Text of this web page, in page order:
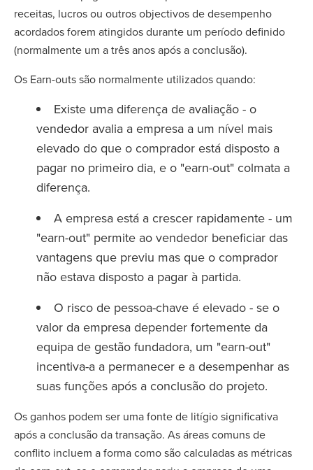
receitas, lucros ou outros objectivos de desempenho
acordados forem atingidos durante um período definido
(normalmente um a três anos após a conclusão).
Os Earn-outs são normalmente utilizados quando:
Existe uma diferença de avaliação - o
vendedor avalia a empresa a um nível mais
elevado do que o comprador está disposto a
pagar no primeiro dia, e o "earn-out" colmata a
diferença.
A empresa está a crescer rapidamente - um
"earn-out" permite ao vendedor beneficiar das
vantagens que previu mas que o comprador
não estava disposto a pagar à partida.
O risco de pessoa-chave é elevado - se o
valor da empresa depender fortemente da
equipa de gestão fundadora, um "earn-out"
incentiva-a a permanecer e a desempenhar as
suas funções após a conclusão do projeto.
Os ganhos podem ser uma fonte de litígio significativa
após a conclusão da transação. As áreas comuns de
conflito incluem a forma como são calculadas as métricas